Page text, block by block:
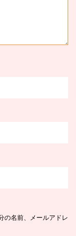
の名前、メールアドレ